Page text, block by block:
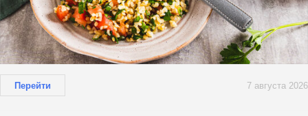
Перейти 7 августа 2026